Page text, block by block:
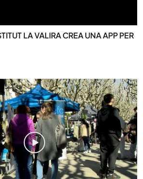
LA VALIRA CREA UNA APP PER